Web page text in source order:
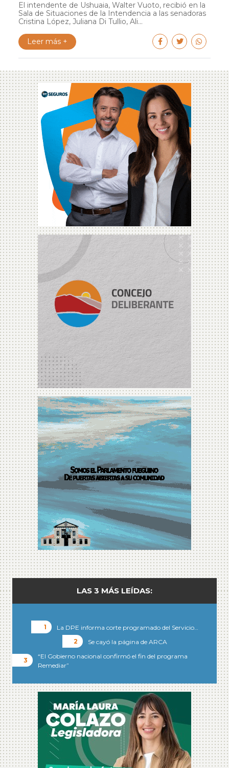
El intendente de Ushuaia, Walter Vuoto, recibió en la
Sala de Situaciones de la Intendencia a las senadoras
Cristina López, Juliana Di Tullio, Ali...
Leer más +
LAS 3 MÁS LEÍDAS:
La DPE informa corte programado del Servicio…
Se cayó la página de ARCA
“El Gobierno nacional confirmó el fin del programa
Remediar”